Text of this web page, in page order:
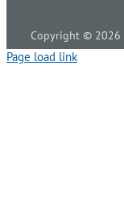
Copyright © 2026
Page load link